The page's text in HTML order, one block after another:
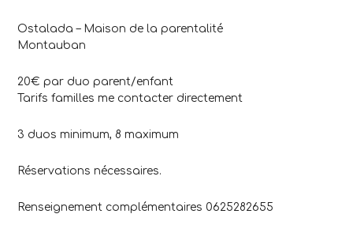
Ostalada – Maison de la parentalité
Montauban
20€ par duo parent/enfant
Tarifs familles me contacter directement
3 duos minimum, 8 maximum
Réservations nécessaires.
Renseignement complémentaires 0625282655